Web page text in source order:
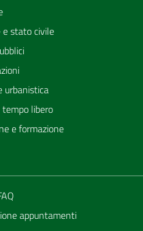
e stato civile
urbanistica
libero
e formazione
appuntamenti